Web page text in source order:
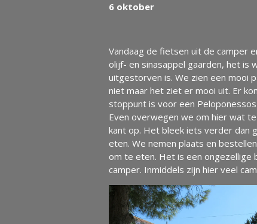
6 oktober
Vandaag de fietsen uit de camper
olijf- en sinasappel gaarden, het is
uitgestorven is. We zien een mooi
niet maar het ziet er mooi uit. Er
stoppunt is voor een
Even overwegen we om hier wat
kant op. Het bleek iets verder dan
eten. We nemen plaats en
om te eten. Het is een ongezellige
camper. Inmiddels zijn hier veel